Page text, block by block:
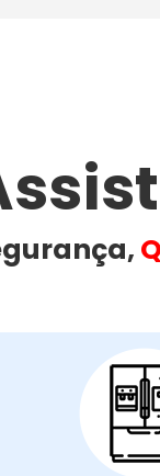
em
Quando isso